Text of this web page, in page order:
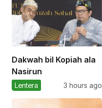
Dakwah bil Kopiah ala
Nasirun
Lentera 3 hours ago